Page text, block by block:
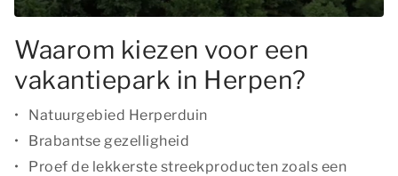
Waarom kiezen voor een
vakantiepark in Herpen?
Natuurgebied Herperduin
Brabantse gezelligheid
Proef de lekkerste streekproducten zoals een